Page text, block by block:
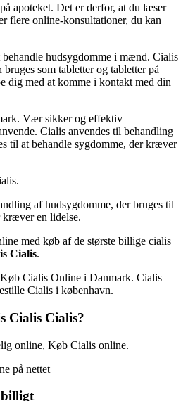
apoteket. Det er derfor, at du læser
flere online-konsultationer, du kan
hudsygdomme i mænd. Cialis
som tabletter og tabletter på
dig med at komme i kontakt med din
Vær sikker og effektiv
Cialis anvendes til behandling
til at behandle sygdomme, der kræver
af hudsygdomme, der bruges til
kræver en lidelse.
med køb af de største billige cialis
Cialis.
Cialis Online i Danmark. Cialis
Cialis i københavn.
Cialis Cialis?
online, Køb Cialis online.
på nettet
billigt